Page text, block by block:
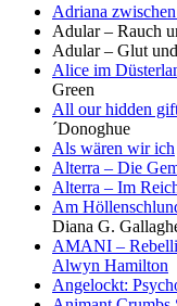
Adriana
Adular – Rauch
Adular – Glut
Alice im
Green
All our hidden
´Donoghue
Als wären wir ich
Alterra – Die
Alterra – Im
Am
Diana G.
AMANI –
Alwyn Hamilton
Angelockt: